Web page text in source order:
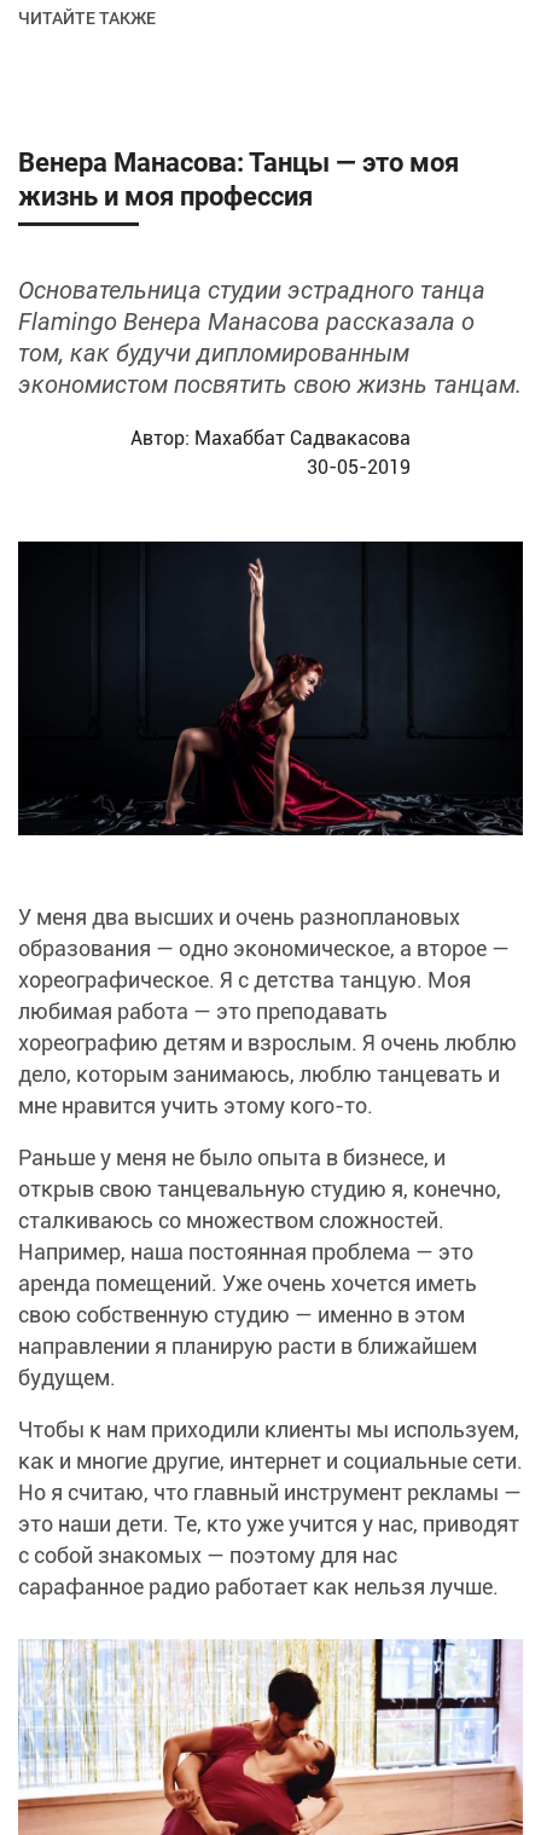
ЧИТАЙТЕ ТАКЖЕ
Венера Манасова: Танцы — это моя
жизнь и моя профессия
Основательница студии эстрадного танца
Flamingo Венера Манасова рассказала о
том, как будучи дипломированным
экономистом посвятить свою жизнь танцам.
Автор: Махаббат Садвакасова
30-05-2019
У меня два высших и очень разноплановых
образования — одно экономическое, а второе —
хореографическое. Я с детства танцую. Моя
любимая работа — это преподавать
хореографию детям и взрослым. Я очень люблю
дело, которым занимаюсь, люблю танцевать и
мне нравится учить этому кого-то.
Раньше у меня не было опыта в бизнесе, и
открыв свою танцевальную студию я, конечно,
сталкиваюсь со множеством сложностей.
Например, наша постоянная проблема — это
аренда помещений. Уже очень хочется иметь
свою собственную студию — именно в этом
направлении я планирую расти в ближайшем
будущем.
Чтобы к нам приходили клиенты мы используем,
как и многие другие, интернет и социальные сети.
Но я считаю, что главный инструмент рекламы —
это наши дети. Те, кто уже учится у нас, приводят
с собой знакомых — поэтому для нас
сарафанное радио работает как нельзя лучше.